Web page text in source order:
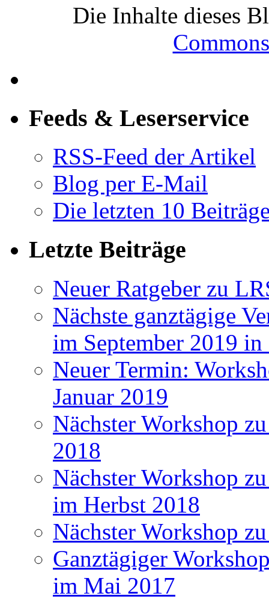
Die Inhalte dieses
Feeds & Leserservice
RSS-Feed der Artikel
Blog per E-Mail
Die letzten 10
Letzte Beiträge
Neuer Ratgeber zu
Nächste ganztägige
im September 2019
Neuer Termin:
Januar 2019
Nächster Workshop
2018
Nächster Workshop
im Herbst 2018
Nächster Workshop
Ganztägiger
im Mai 2017